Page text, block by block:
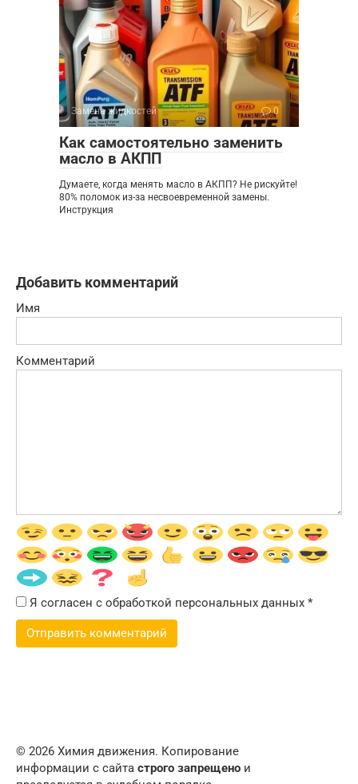
Замена жидкостей 0
Как самостоятельно заменить
масло в АКПП
Думаете, когда менять масло в АКПП? Не рискуйте!
80% поломок из-за несвоевременной замены.
Инструкция
Добавить комментарий
Имя
Комментарий
Я согласен с обработкой персональных данных *
© 2026 Химия движения. Копирование
информации с сайта строго запрещено и